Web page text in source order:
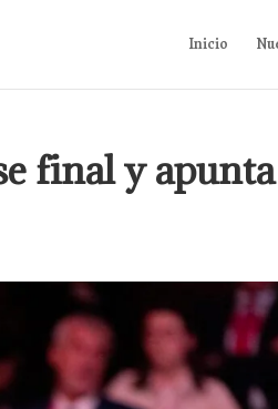
Inicio
final y